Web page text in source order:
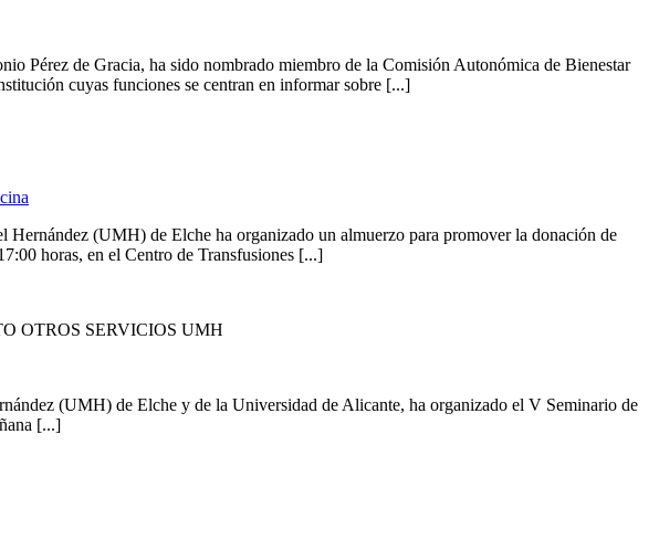
Pérez de Gracia, ha sido nombrado miembro de la Comisión Autonómica de Bienestar
cuyas funciones se centran en informar sobre [...]
(UMH) de Elche ha organizado un almuerzo para promover la donación de
horas, en el Centro de Transfusiones [...]
OTROS SERVICIOS UMH
(UMH) de Elche y de la Universidad de Alicante, ha organizado el V Seminario de
[...]